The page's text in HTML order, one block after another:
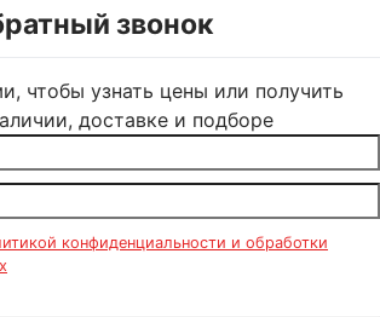
звонок
чтобы узнать цены или получить
доставке и подборе
конфиденциальности и обработки